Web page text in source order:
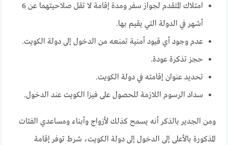
امتلاك المتقدم لجواز سفر ومدة إقامة لا تقل صلاحيتهما عن 6
أشهر في الدولة التي يقيم بها.
عدم وجود أي قيود أمنية تمنعه من الدخول إلى دولة الكويت.
حجز تذكرة عودة.
تحديد عنوان إقامته في دولة الكويت.
سداد الرسوم اللازمة للحصول على فيزا الكويت عند الدخول.
ومن الجدير بالذكر أنه يسمح كذلك لأزواج وأبناء ومساعدي الفئات
المذكورة بالأعلى إلى الدخول إلى دولة الكويت، شرط توفر إقامة